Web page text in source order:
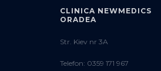
CLINICA NEWMEDICS
ORADEA
Str. Kiev nr 3A
Telefon: 0359 171 967